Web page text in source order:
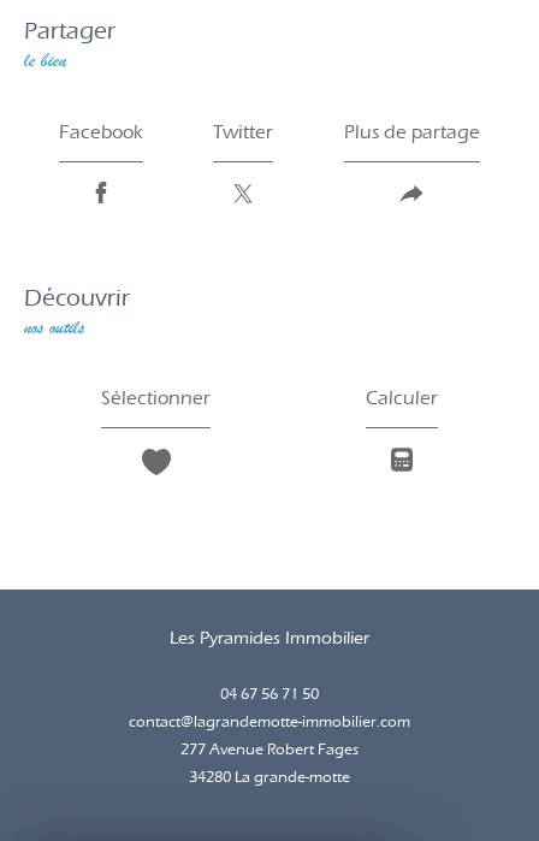
partager
le bien
Facebook Twitter Plus de partage
découvrir
nos outils
Sélectionner Calculer
Les Pyramides Immobilier
04 67 56 71 50
contact@lagrandemotte-immobilier.com
277 Avenue Robert Fages
34280 la grande-motte